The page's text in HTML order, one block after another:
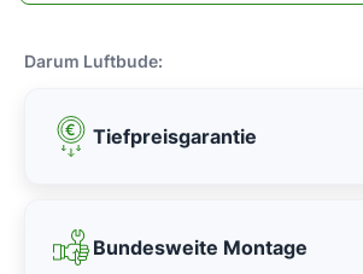
Darum Luftbude:
Tiefpreisgarantie
Bundesweite Montage